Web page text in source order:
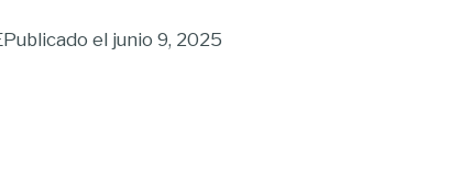
Publicado el junio 9, 2025